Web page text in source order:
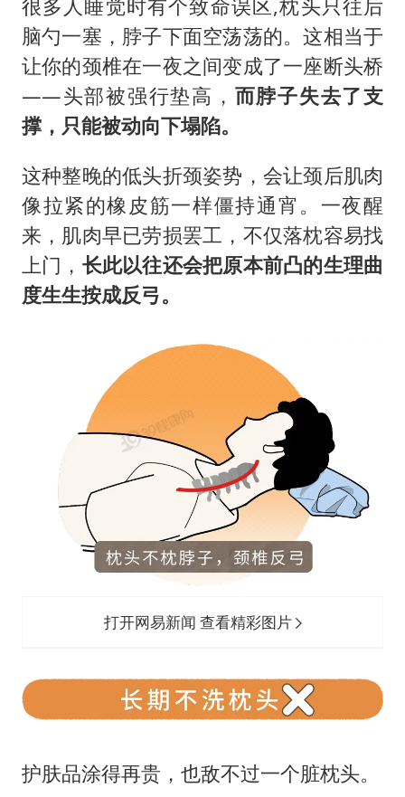
很多人睡觉时有个致命误区,枕头只往后
脑勺一塞，脖子下面空荡荡的。这相当于
让你的颈椎在一夜之间变成了一座断头桥
——头部被强行垫高， 而脖子失去了支
撑，只能被动向下塌陷。
这种整晚的低头折颈姿势，会让颈后肌肉
像拉紧的橡皮筋一样僵持通宵。一夜醒
来，肌肉早已劳损罢工，不仅落枕容易找
上门， 长此以往还会把原本前凸的生理曲
度生生按成反弓。
打开网易新闻 查看精彩图片
护肤品涂得再贵，也敌不过一个脏枕头。